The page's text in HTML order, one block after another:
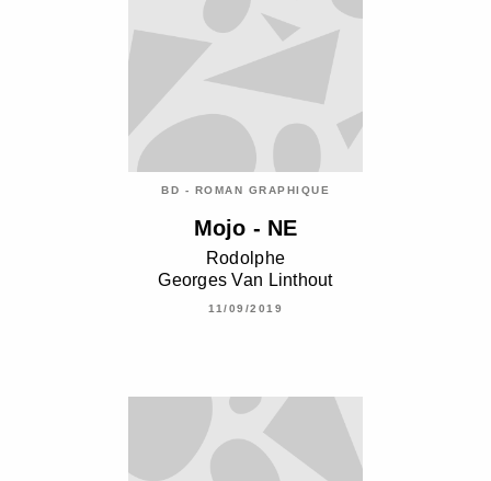
BD - ROMAN GRAPHIQUE
Mojo - NE
Rodolphe
Georges Van Linthout
11/09/2019